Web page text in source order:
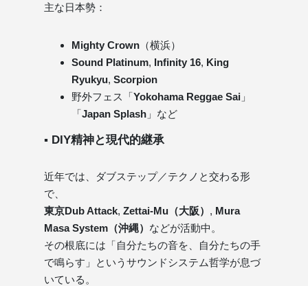
主な日本勢：
Mighty Crown （横浜）
Sound Platinum, Infinity 16, King
Ryukyu, Scorpion
野外フェス「Yokohama Reggae Sai 」
「Japan Splash 」など
▪ DIY精神と現代的継承
近年では、ダブステップ／テクノと交わる形
で、
東京Dub Attack, Zettai-Mu（大阪） , Mura
Masa System（沖縄） などが活動中。
その根底には「自分たちの音を、自分たちの手
で鳴らす」というサウンドシステム哲学が息づ
いている。